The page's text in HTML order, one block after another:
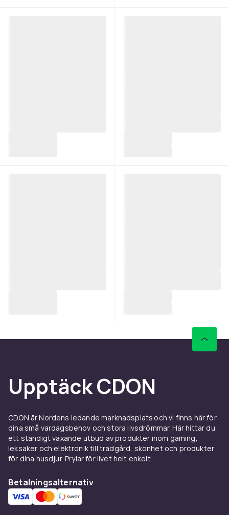
Upptäck CDON
CDON är Nordens ledande marknadsplats och vi finns här för
dina små vardagsbehov och stora livsdrömmar. Här hittar du
ett ständigt växande utbud av produkter inom gaming,
leksaker och elektronik till trädgård, skönhet och produkter
för dina husdjur. Prylar för livet helt enkelt.
Betalningsalternativ